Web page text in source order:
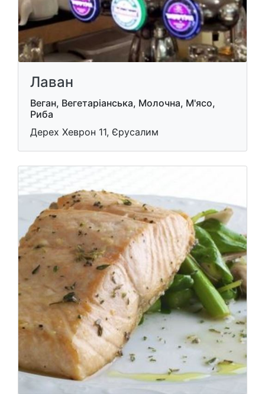
Лаван
Веган, Вегетаріанська, Молочна, М'ясо,
Риба
Дерех Хеврон 11, Єрусалим